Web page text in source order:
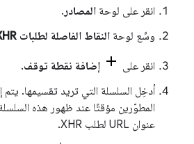
انقر على لوحة المصادر .
وسِّع لوحة النقاط الفاصلة لطلبات XHR
انقر على إضافة نقطة توقف.
أدخِل السلسلة التي تريد تقسيمها. يتم
المطوّرين مؤقتًا عند ظهور هذه
عنوان URL لطلب XHR.